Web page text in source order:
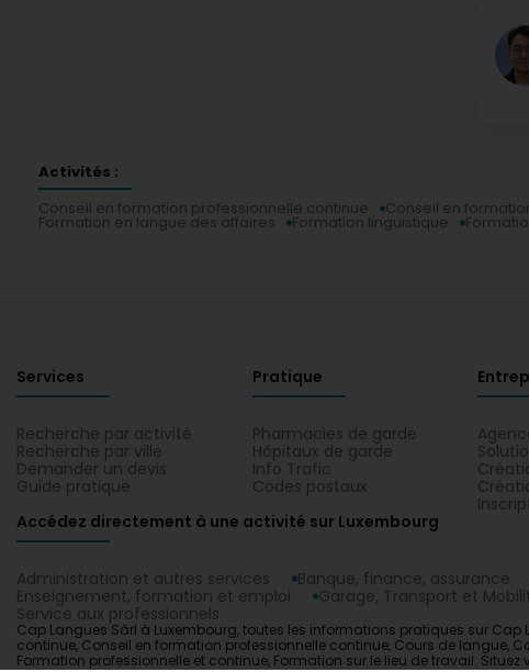
Activités :
Conseil en formation professionnelle continue
Conseil en
Formation en langue des affaires Formation linguistique
Services
Recherche par activité
Recherche par ville
Demander un devis
Guide pratique
Pratique
Pharmacies de garde
Hôpitaux de garde
Info Trafic
Codes postaux
Accédez directement à une activité sur Luxembourg
Administration et autres services Banque, finance, assurance
Enseignement, formation et emploi
Garage, Transport et
Service aux professionnels
Cap Langues Sàrl à Luxembourg, toutes les informations pratiques sur
continue, Conseil en formation professionnelle continue, Cours de langue,
Formation professionnelle et continue, Formation sur le lieu de travail.